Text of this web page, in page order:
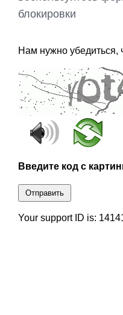
блокировки
Нам нужно убедиться,
Введите код с
Отправить
Your support ID is: